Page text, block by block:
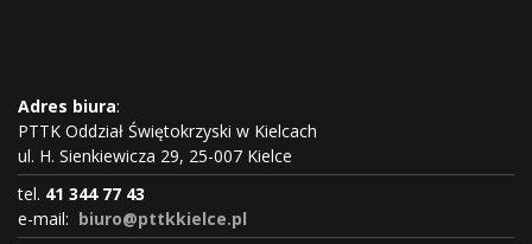
Adres biura:
PTTK Oddział Świętokrzyski w Kielcach
ul. H. Sienkiewicza 29, 25-007 Kielce
tel. 41 344 77 43
e-mail: biuro@pttkkielce.pl